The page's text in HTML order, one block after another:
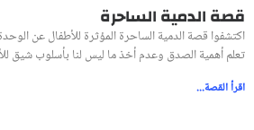
قصة الدمية الساحرة
اكتشفوا قصة الدمية الساحرة المؤثرة للأطفال عن
تعلم أهمية الصدق وعدم أخذ ما ليس لنا بأسلوب شيق
اقرأ القصة...